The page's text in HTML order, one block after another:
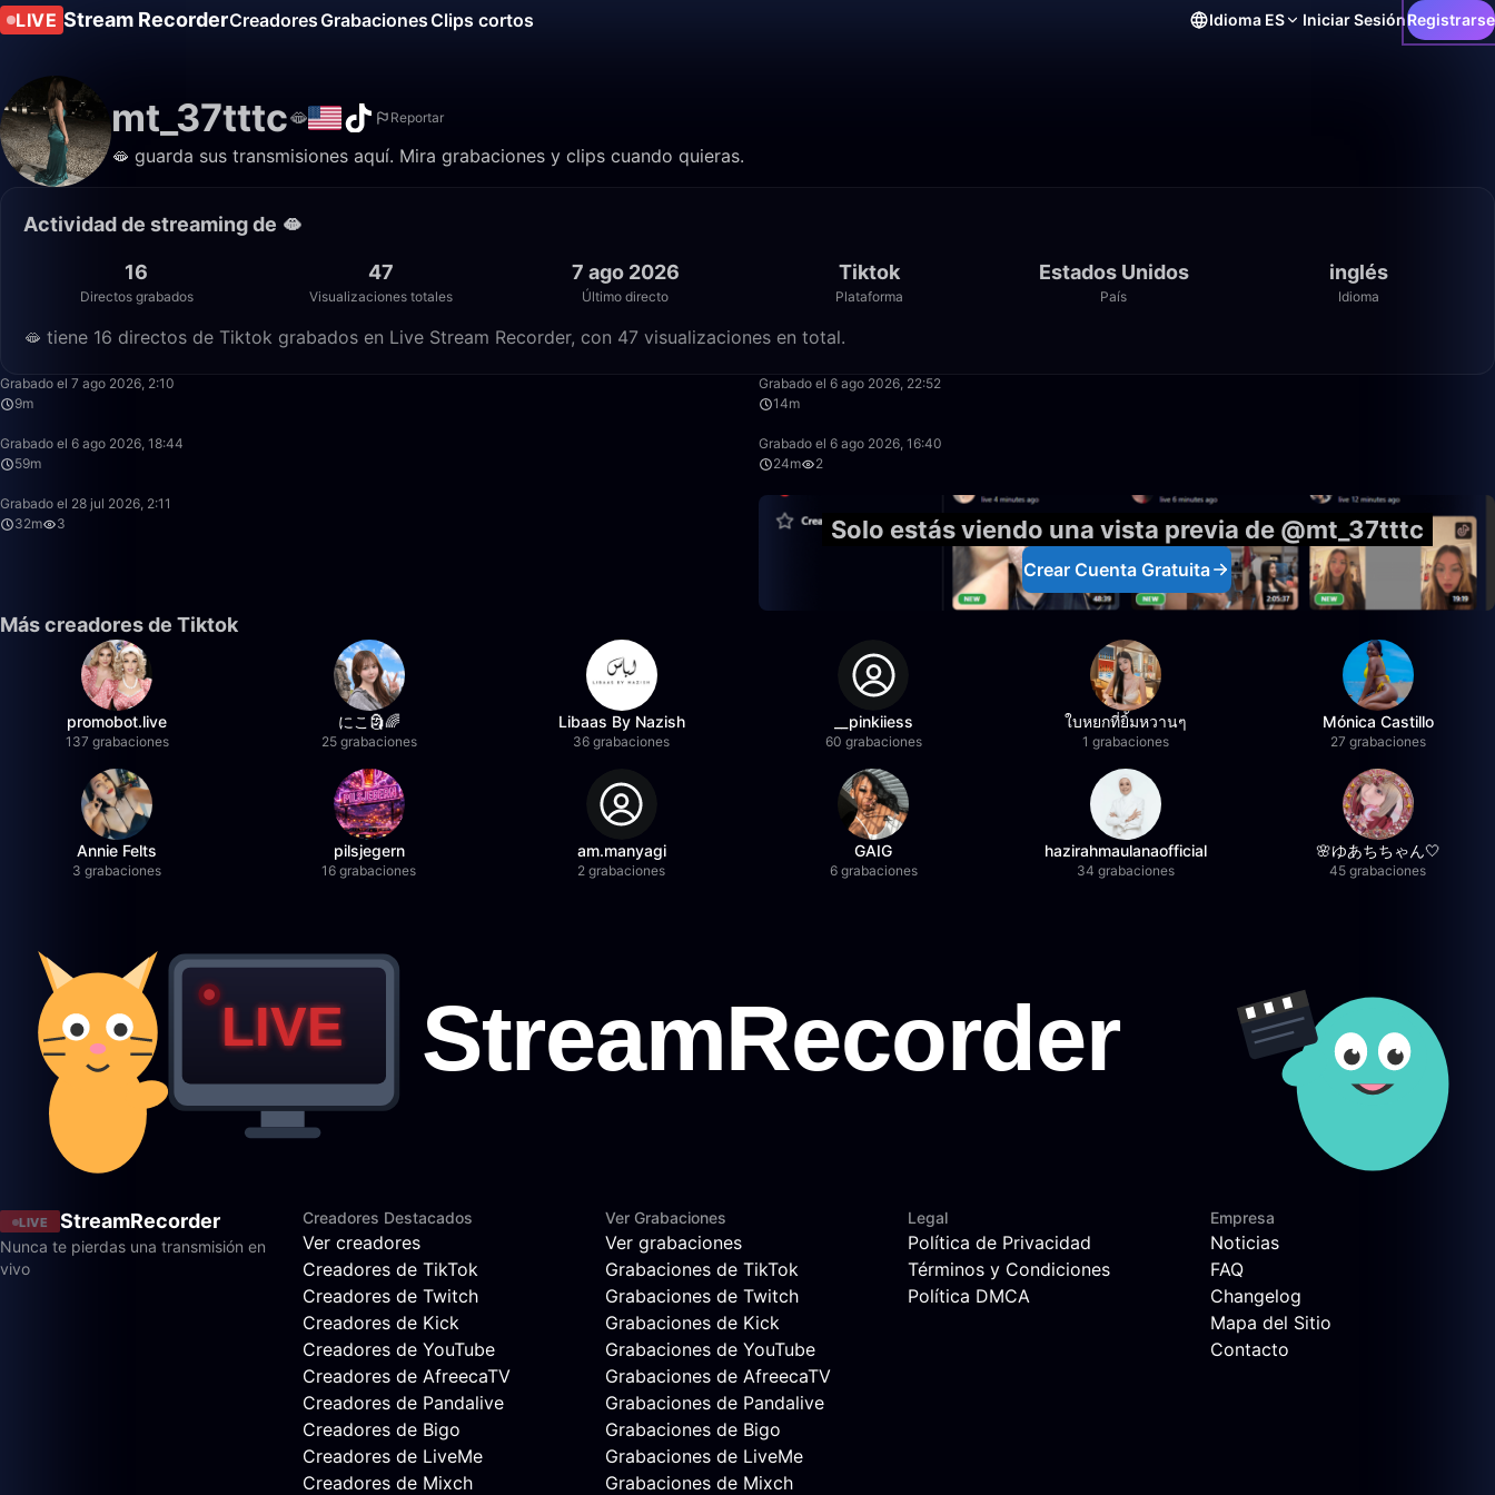
LIVE Stream RecorderCreadoresGrabacionesClips cortos Idioma ES Iniciar SesiónRegistrarse
mt_37tttc🫦 Reportar
🫦 guarda sus transmisiones aquí. Mira grabaciones y clips cuando quieras.
Actividad de streaming de 🫦
16
Directos grabados
47
Visualizaciones totales
7 ago 2026
Último directo
Tiktok
Plataforma
Estados Unidos
País
inglés
Idioma
🫦 tiene 16 directos de Tiktok grabados en Live Stream Recorder, con 47 visualizaciones en total.
Grabado el 7 ago 2026, 2:10
9m
Grabado el 6 ago 2026, 22:52
14m
Grabado el 6 ago 2026, 18:44
59m
Grabado el 6 ago 2026, 16:40
24m
2
Grabado el 28 jul 2026, 2:11
32m
3 Solo estás viendo una vista previa de @mt_37tttc
Crear Cuenta Gratuita
Más creadores de Tiktok
promobot.live
137 grabaciones
にこ🗿🌈
25 grabaciones
Libaas By Nazish
36 grabaciones
__pinkiiess
60 grabaciones
ใบหยกที่ยิ้มหวานๆ
1 grabaciones
Mónica Castillo
27 grabaciones
Annie Felts
3 grabaciones
pilsjegern
16 grabaciones
am.manyagi
2 grabaciones
GAIG
6 grabaciones
hazirahmaulanaofficial
34 grabaciones
🌸ゆあちちゃん🤍
45 grabaciones
LIVE StreamRecorder
Nunca te pierdas una transmisión en
vivo
Creadores Destacados
Ver creadores
Creadores de TikTok
Creadores de Twitch
Creadores de Kick
Creadores de YouTube
Creadores de AfreecaTV
Creadores de Pandalive
Creadores de Bigo
Creadores de LiveMe
Creadores de Mixch
Ver Grabaciones
Ver grabaciones
Grabaciones de TikTok
Grabaciones de Twitch
Grabaciones de Kick
Grabaciones de YouTube
Grabaciones de AfreecaTV
Grabaciones de Pandalive
Grabaciones de Bigo
Grabaciones de LiveMe
Grabaciones de Mixch
Legal
Política de Privacidad
Términos y Condiciones
Política DMCA
Empresa
Noticias
FAQ
Changelog
Mapa del Sitio
Contacto